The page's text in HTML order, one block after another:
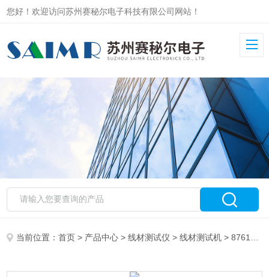
您好！欢迎访问苏州赛秘尔电子科技有限公司网站！
当前位置：首页 > 产品中心 >线材测试仪 >线材测试机 > 8761精密绝缘线材测试仪